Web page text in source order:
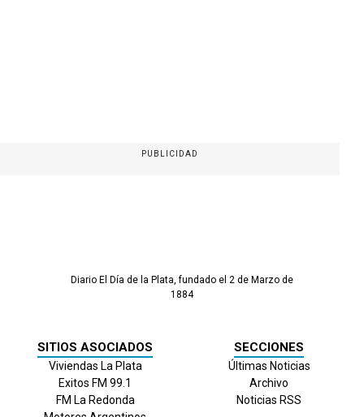
PUBLICIDAD
Diario El Día de la Plata, fundado el 2 de Marzo de
1884
SITIOS ASOCIADOS
Viviendas La Plata
Exitos FM 99.1
FM La Redonda
SECCIONES
Últimas Noticias
Archivo
Noticias RSS